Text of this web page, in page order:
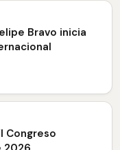
Bravo inicia
Congreso